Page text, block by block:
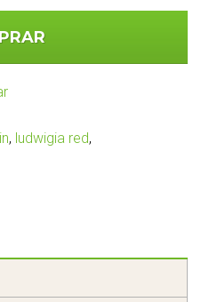
, ludwigia red,